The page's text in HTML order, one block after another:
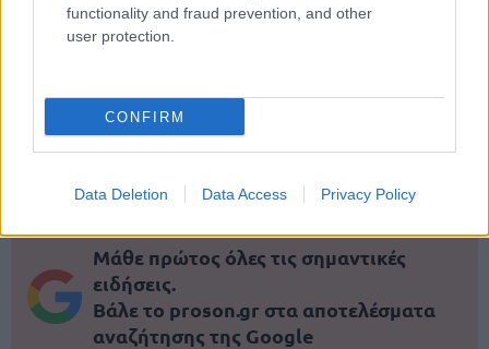
functionality and fraud prevention, and other
user protection.
CONFIRM
Data Deletion Data Access Privacy Policy
Πιστοποίηση Υπολογιστών σε 2
μέρες
Μάθε πρώτος όλες τις σημαντικές
ειδήσεις.
Βάλε το proson.gr στα αποτελέσματα
αναζήτησης της Google